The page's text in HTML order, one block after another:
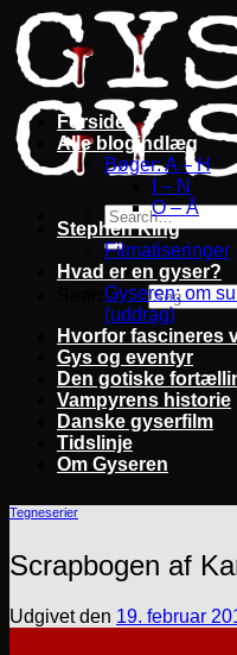
Fortsæt
til
indhold
Search for:
Forside
Alle blogindlæg
Bøger: A – H
I – N
O – Å
Stephen King
Filmatiseringer
Hvad er en gyser?
Gyseren: om
(uddrag)
Hvorfor fascineres
Gys og eventyr
Den gotiske
Vampyrens historie
Danske gyserfilm
Tidslinje
Om Gyseren
Tegneserier
Scrapbogen af
Udgivet den 19. februar